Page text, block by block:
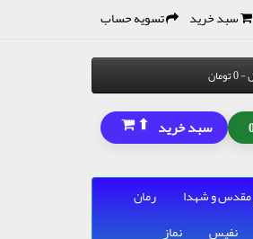
سبد خرید تسویه حساب
سبد خرید ⬆
مقدس و شهدا
رمان
نفیس
نماز